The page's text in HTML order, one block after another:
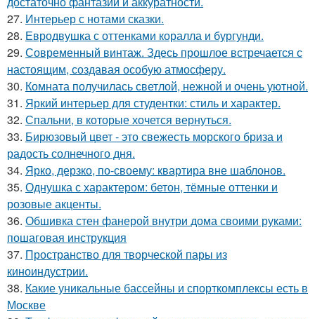
27. Интерьер с нотами сказки.
28. Евродвушка с оттенками коралла и бургунди.
29. Современный винтаж. Здесь прошлое встречается с
настоящим, создавая особую атмосферу.
30. Комната получилась светлой, нежной и очень уютной.
31. Яркий интерьер для студентки: стиль и характер.
32. Спальни, в которые хочется вернуться.
33. Бирюзовый цвет - это свежесть морского бриза и
радость солнечного дня.
34. Ярко, дерзко, по-своему: квартира вне шаблонов.
35. Однушка с характером: бетон, тёмные оттенки и
розовые акценты.
36. Обшивка стен фанерой внутри дома своими руками:
пошаговая инструкция
37. Пространство для творческой пары из
киноиндустрии.
38. Какие уникальные бассейны и спорткомплексы есть в
Москве